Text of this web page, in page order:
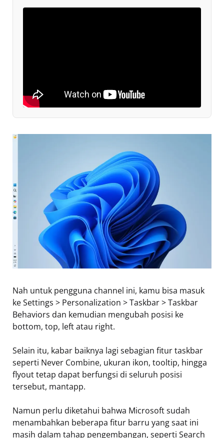
Nah untuk pengguna channel ini, kamu bisa masuk
ke Settings > Personalization > Taskbar > Taskbar
Behaviors dan kemudian mengubah posisi ke
bottom, top, left atau right.
Selain itu, kabar baiknya lagi sebagian fitur taskbar
seperti Never Combine, ukuran ikon, tooltip, hingga
flyout tetap dapat berfungsi di seluruh posisi
tersebut, mantapp.
Namun perlu diketahui bahwa Microsoft sudah
menambahkan beberapa fitur barru yang saat ini
masih dalam tahap pengembangan, seperti Search